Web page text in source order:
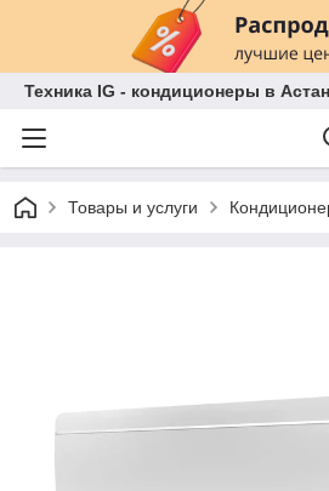
Техника IG - кондиционеры в
Товары и услуги